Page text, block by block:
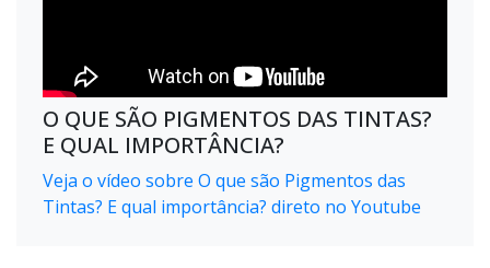
O QUE SÃO PIGMENTOS DAS TINTAS?
E QUAL IMPORTÂNCIA?
Veja o vídeo sobre O que são Pigmentos das
Tintas? E qual importância? direto no Youtube